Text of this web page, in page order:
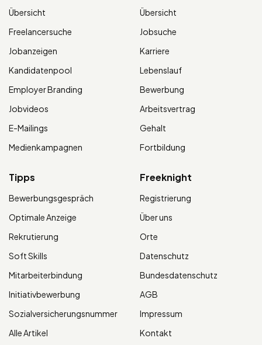
Übersicht
Freelancersuche
Jobanzeigen
Kandidatenpool
Employer Branding
Jobvideos
E-Mailings
Medienkampagnen
Übersicht
Jobsuche
Karriere
Lebenslauf
Bewerbung
Arbeitsvertrag
Gehalt
Fortbildung
Tipps
Bewerbungsgespräch
Optimale Anzeige
Rekrutierung
Soft Skills
Mitarbeiterbindung
Initiativbewerbung
Sozialversicherungsnummer
Alle Artikel
Freeknight
Registrierung
Über uns
Orte
Datenschutz
Bundesdatenschutz
AGB
Impressum
Kontakt